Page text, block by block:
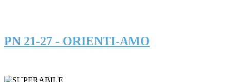
PN 21-27 - ORIENTI-AMO